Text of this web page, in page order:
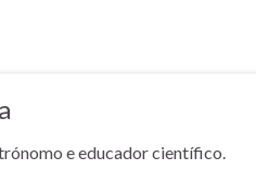
e educador científico.